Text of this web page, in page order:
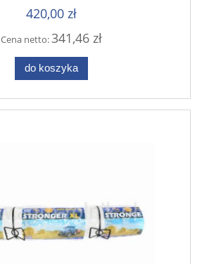
420,00 zł
Cena netto:341,46 zł
do koszyka